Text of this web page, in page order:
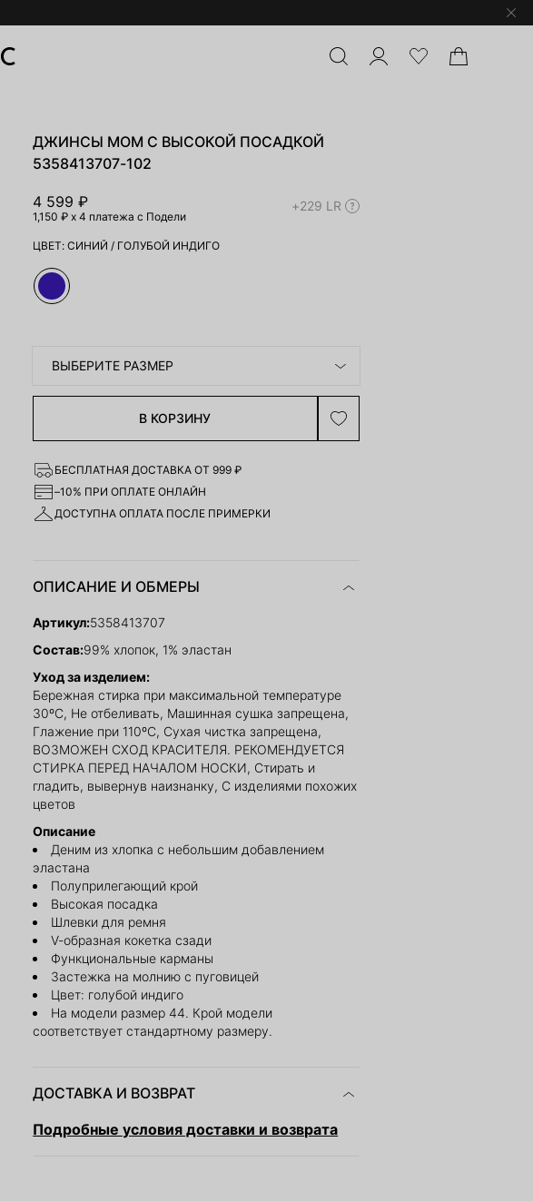
ДЖИНСЫ MOM С ВЫСОКОЙ ПОСАДКОЙ
5358413707-102
4 599 ₽
1,150 ₽ x 4 платежа с Подели
+229 LR
ЦВЕТ:СИНИЙ / ГОЛУБОЙ ИНДИГО
ВЫБЕРИТЕ РАЗМЕР
В КОРЗИНУ
БЕСПЛАТНАЯ ДОСТАВКА ОТ 999 ₽
–10% ПРИ ОПЛАТЕ ОНЛАЙН
ДОСТУПНА ОПЛАТА ПОСЛЕ ПРИМЕРКИ
ОПИСАНИЕ И ОБМЕРЫ
Артикул:5358413707
Состав:99% хлопок, 1% эластан
Уход за изделием:
Бережная стирка при максимальной температуре
30ºС, Не отбеливать, Машинная сушка запрещена,
Глажение при 110ºС, Сухая чистка запрещена,
ВОЗМОЖЕН СХОД КРАСИТЕЛЯ. РЕКОМЕНДУЕТСЯ
СТИРКА ПЕРЕД НАЧАЛОМ НОСКИ, Стирать и
гладить, вывернув наизнанку, С изделиями похожих
цветов
Описание
Деним из хлопка с небольшим добавлением
эластана
Полуприлегающий крой
Высокая посадка
Шлевки для ремня
V-образная кокетка сзади
Функциональные карманы
Застежка на молнию с пуговицей
Цвет: голубой индиго
На модели размер 44. Крой модели
соответствует стандартному размеру.
ДОСТАВКА И ВОЗВРАТ
Подробные условия доставки и возврата